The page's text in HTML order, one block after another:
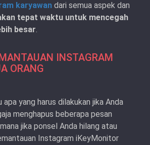
karyawan dari semua aspek dan
tepat waktu untuk mencegah
besar.
INSTAGRAM
ORANG
apa yang harus dilakukan jika Anda
menghapus beberapa pesan
jika ponsel Anda hilang atau
Instagram iKeyMonitor